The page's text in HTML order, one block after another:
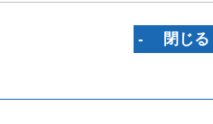
‐ 閉じる